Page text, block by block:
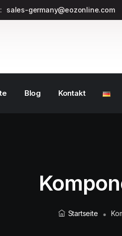
sales-germany@eozonline.com
Blog Kontakt
Startseite